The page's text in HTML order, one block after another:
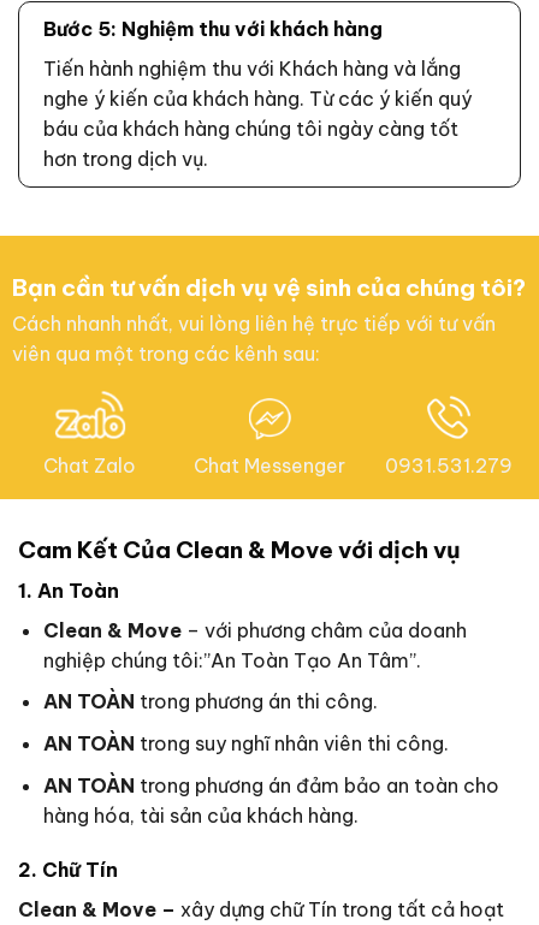
Bước 5: Nghiệm thu với khách hàng
Tiến hành nghiệm thu với Khách hàng và lắng
nghe ý kiến của khách hàng. Từ các ý kiến quý
báu của khách hàng chúng tôi ngày càng tốt
hơn trong dịch vụ.
Bạn cần tư vấn dịch vụ vệ sinh của chúng tôi?
Cách nhanh nhất, vui lòng liên hệ trực tiếp với tư vấn
viên qua một trong các kênh sau:
Chat Zalo Chat Messenger 0931.531.279
Cam Kết Của Clean & Move với dịch vụ
1. An Toàn
Clean & Move– với phương châm của doanh
nghiệp chúng tôi:”An Toàn Tạo An Tâm”.
AN TOÀN trong phương án thi công.
AN TOÀN trong suy nghĩ nhân viên thi công.
AN TOÀN trong phương án đảm bảo an toàn cho
hàng hóa, tài sản của khách hàng.
2. Chữ Tín
Clean & Move – xây dựng chữ Tín trong tất cả hoạt